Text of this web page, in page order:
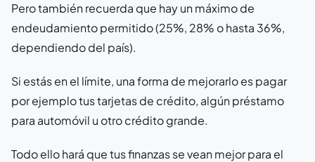
Pero también recuerda que hay un máximo de
endeudamiento permitido (25%, 28% o hasta 36%,
dependiendo del país).
Si estás en el límite, una forma de mejorarlo es pagar
por ejemplo tus tarjetas de crédito, algún préstamo
para automóvil u otro crédito grande.
Todo ello hará que tus finanzas se vean mejor para el